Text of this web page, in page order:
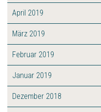
April 2019
März 2019
Februar 2019
Januar 2019
Dezember 2018